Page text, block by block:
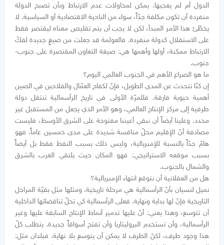
الدول أم لم يعجبها. يمكن لمحاولات عدم الارتباط وبأن تصبح الدولة
منفردة أن تكون مكلفة جدّاً، سواء من الناحية الاقتصادية أو السياسية. لا
يخطّئ هذا الأمر المبدأ، لكن لا يجب أن يتم تقليص معناه ليقتصر فقط
على الاستقلال كدولة منفردة. فالعولمة قد جعلت من صيغٍ جديدة لفكّ
الارتباط ممكنة، أولها وأهمها هي: صيغة التعاون المقتصرة على جنوب-
جنوب.
ما هو الصراع الأهم في الجنوب العالمي اليوم؟
إن كنّا نتحدث عن المدى الطويل، فإنّ لكفاح العمّال والفلاحين في الصين
أهمية حيوية فارقة. فللمرّة الأولى في تاريخ الرأسمالية تنتقل دولة
طرفية إلى مركز الإنتاج العالمي، وهو الأمر الذي يجعل من المستقبل غير
محدد. وعلينا أيضاً أن نبقي أعيننا مفتوحة على الشرق الأوسط، فليست
مصادفة أنّ الإقليم محلّ منافسة شديدة على مدى خمسين عاماً. فهو
هامّ جدّاً بالنسبة للإمبريالية، وليس ذلك بسبب النفط فقط بل أيضاً
بسبب موقعه الاستراتيجي: فهو المكان حيث يلتقي الغرب بالشرق
والشمال بالجنوب.
هل من العقلانية أن نتوقع انتهاء الإمبريالية؟
نميل لنسيان بأنّ الرأسمالية هي مرحلة تاريخية. ومثلها مثل بقيّة المراحل
التاريخية فإنّ لها بداية ونهاية. فعلى الرأسمالية كي تحلّ تناقضاتها الداخلية
أن تتوسع، وهذا يعني: أنّ عليها تدمير أنماط الإنتاج السابقة عليها وغير
الرأسمالية، وأن تستخدم البروليتاريا وأن تفتح أسواقاً جديدة. يتطلب كلّ
هذا وجود طرف، لكنّ الطرف لا يمكن أن يتوسع بلا نهاية. فبلدان مثل: